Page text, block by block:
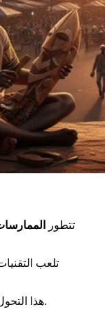
تتطور
تلعب
هذا التحول ليس اختفاءً. إنه تكيف ضروري للبقاء ذا صلة.